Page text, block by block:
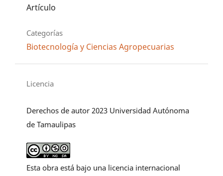
Artículo
Categorías
Biotecnología y Ciencias Agropecuarias
Licencia
Derechos de autor 2023 Universidad Autónoma
de Tamaulipas
Esta obra está bajo una licencia internacional